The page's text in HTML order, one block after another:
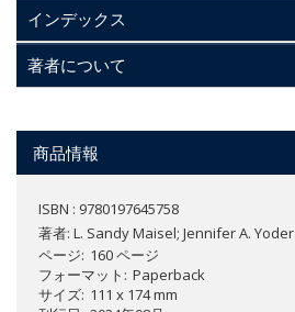
インデックス
著者について
商品情報
ISBN : 9780197645758
著者: L. Sandy Maisel; Jennifer A. Yoder
ページ 160 ページ
フォーマット
Paperback
サイズ 111 x 174 mm